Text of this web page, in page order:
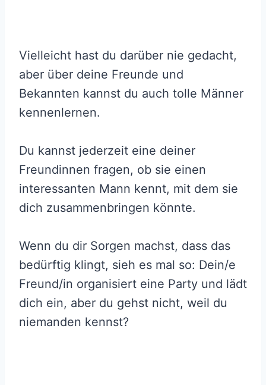
Vielleicht hast du darüber nie gedacht,
aber über deine Freunde und
Bekannten kannst du auch tolle Männer
kennenlernen.
Du kannst jederzeit eine deiner
Freundinnen fragen, ob sie einen
interessanten Mann kennt, mit dem sie
dich zusammenbringen könnte.
Wenn du dir Sorgen machst, dass das
bedürftig klingt, sieh es mal so: Dein/e
Freund/in organisiert eine Party und lädt
dich ein, aber du gehst nicht, weil du
niemanden kennst?